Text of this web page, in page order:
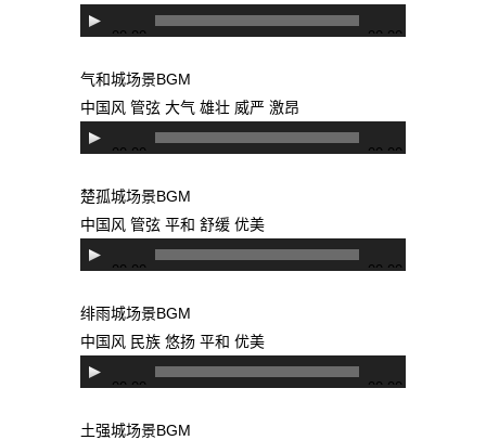
音
播
放
器
00:00 00:00
气和城场景BGM
中国风 管弦 大气 雄壮 威严 激昂
音
播
放
器
00:00 00:00
楚孤城场景BGM
中国风 管弦 平和 舒缓 优美
音
播
放
器
00:00 00:00
绯雨城场景BGM
中国风 民族 悠扬 平和 优美
音
播
00:00 00:00
土强城场景BGM